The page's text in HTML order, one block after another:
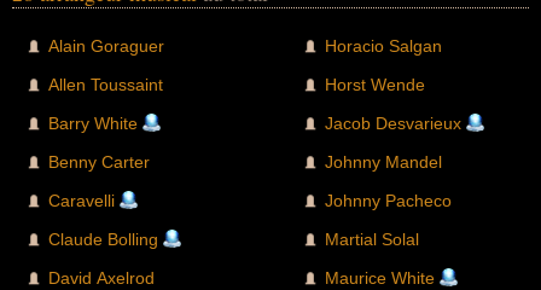
Alain Goraguer
Allen Toussaint
Barry White
Benny Carter
Caravelli
Claude Bolling
David Axelrod
Horacio Salgan
Horst Wende
Jacob Desvarieux
Johnny Mandel
Johnny Pacheco
Martial Solal
Maurice White